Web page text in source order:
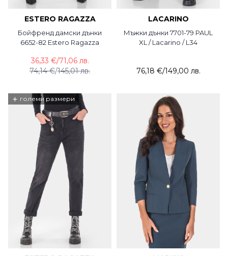
ESTERO RAGAZZA
Бойфренд дамски дънки
6652-82 Estero Ragazza
74,14 €/145,01 лв.
36,33 €/71,06 лв.
LACARINO
Мъжки дънки 7701-79 PAUL
XL / Lacarino / L34
76,18 €/149,00 лв.
+ големи размери